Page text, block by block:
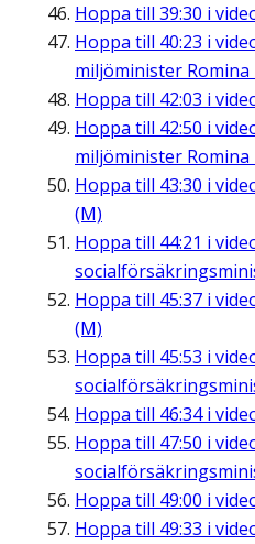
Hoppa till 39:30 i
Hoppa till 40:23 i
miljöminister
Hoppa till 42:03 i
Hoppa till 42:50 i
miljöminister
Hoppa till 43:30 i
(M)
Hoppa till 44:21 i
Hoppa till 45:37 i
(M)
Hoppa till 45:53 i
Hoppa till 46:34i
Hoppa till 47:50 i
Hoppa till 49:00 i
Hoppa till 49:33 i